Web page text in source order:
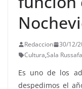
Redaccion 30/12/
Cultura,Sala Russafa
Es uno de los
despedimos el